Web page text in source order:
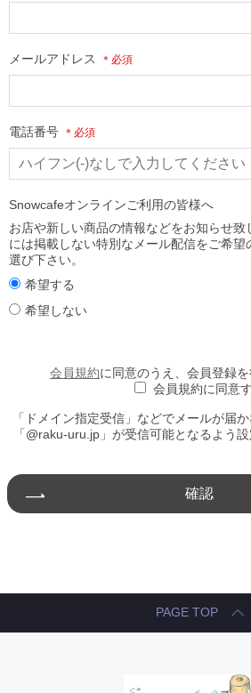
メールアドレス
電話番号
Snowcafeオンラインご利用の皆様へ
お店や新しい商品の情報などをお知らせ致
には掲載しない特別なメール配信をご希望
選び下さい。
希望する
希望しない
会員規約に同意のうえ、会員登録を
会員規約に同意
「ドメイン指定受信」などでメールが届
「@raku-uru.jp」が受信可能となるよう
確認